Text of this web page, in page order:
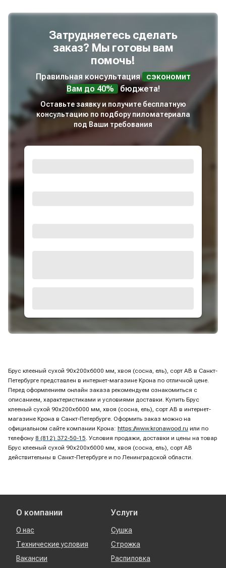
Затрудняетесь сделать
заказ? Мы готовы вам
помочь!
Правильная консультация
сэкономит
Вам до 40%
бюджета!
Оставьте заявку и получите бесплатную
консультацию по подбору пиломатериала
под Ваши требования
Брус клееный сухой 90х200х6000 мм, хвоя (сосна, ель), сорт АВ в Санкт-
Петербурге представлен в интернет-магазине Крона по отличной цене.
Перед оформлением онлайн заказа рекомендуем ознакомиться с
описанием, характеристиками и условиями доставки. Купить Брус
клееный сухой 90х200х6000 мм, хвоя (сосна, ель), сорт АВ в интернет-
магазине Крона в Санкт-Петербурге. Оформить заказ можно на
официальном сайте компании Крона: https://www.kronawood.ru или по
телефону 8 (812) 372-50-15. Условия продажи, доставки и цены на товар
Брус клееный сухой 90х200х6000 мм, хвоя (сосна, ель), сорт АВ
действительны в Санкт-Петербурге и по Ленинградской области.
О компании
О нас
Технические условия
Вакансии
Услуги
Сушка
Строжка
Распиловка